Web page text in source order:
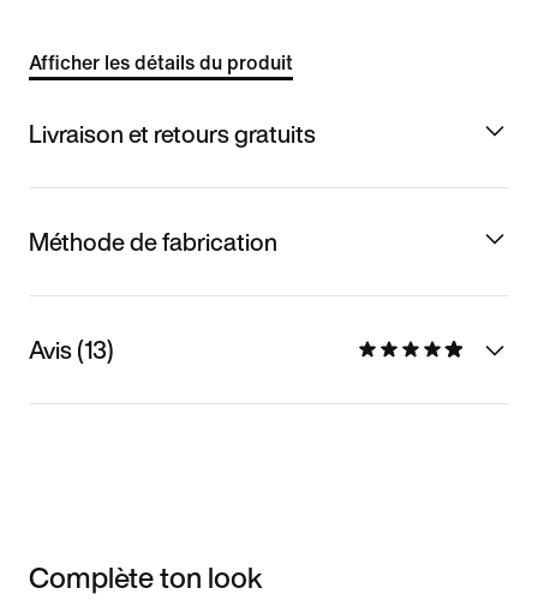
Afficher les détails du produit
Livraison et retours gratuits
Méthode de fabrication
Avis (13)
Complète ton look